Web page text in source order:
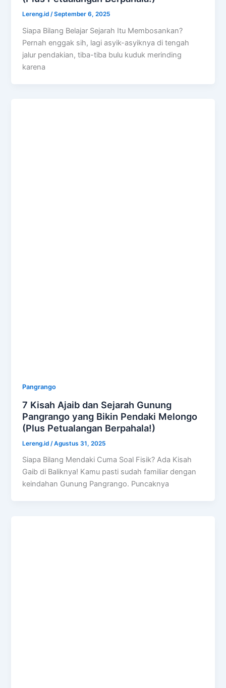
Lereng.id/September 6, 2025
Siapa Bilang Belajar Sejarah Itu Membosankan?
Pernah enggak sih, lagi asyik-asyiknya di tengah
jalur pendakian, tiba-tiba bulu kuduk merinding
karena
Pangrango
7 Kisah Ajaib dan Sejarah Gunung
Pangrango yang Bikin Pendaki Melongo
(Plus Petualangan Berpahala!)
Lereng.id /Agustus 31, 2025
Siapa Bilang Mendaki Cuma Soal Fisik? Ada Kisah
Gaib di Baliknya! Kamu pasti sudah familiar dengan
keindahan Gunung Pangrango. Puncaknya